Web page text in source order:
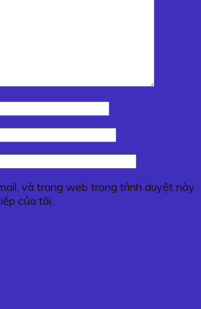
và trang web trong trình duyệt này
của tôi.